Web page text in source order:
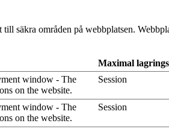
säkra områden på webbplatsen.
Maximal
window - The
on the website.
Session
window - The
on the website.
Session